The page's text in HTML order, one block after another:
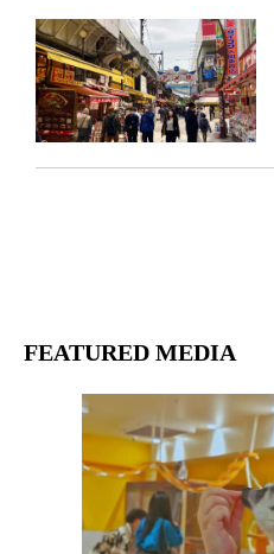
FEATURED MEDIA